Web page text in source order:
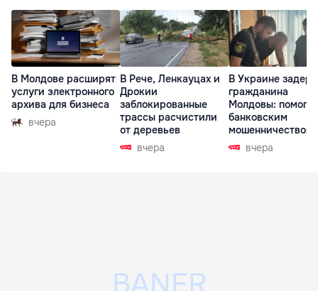
В Молдове расширят
услуги электронного
архива для бизнеса
вчера
В Рече, Ленкауцах и
Дрокии
заблокированные
трассы расчистили
от деревьев
вчера
В Украине
гражданина
Молдовы:
банковским
мошенничеством
Чехиивчера